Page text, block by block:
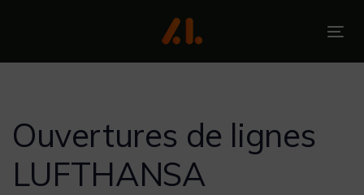
content
Ouvertures de lignes
LUFTHANSA
navigation